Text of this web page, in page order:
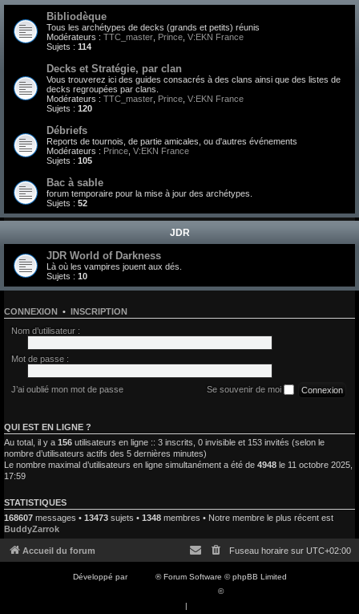
Bibliodèque
Tous les archétypes de decks (grands et petits) réunis
Modérateurs : TTC_master Prince V:EKN France
Sujets : 114
Decks et Stratégie, par clan
Vous trouverez ici des guides consacrés à des clans ainsi que des listes de
decks regroupées par clans.
Modérateurs : TTC_master Prince V:EKN France
Sujets : 120
Débriefs
Reports de tournois, de partie amicales, ou d'autres événements
Modérateurs : Prince V:EKN France
Sujets : 105
Bac à sable
forum temporaire pour la mise à jour des archétypes.
Sujets : 52
JDR
JDR World of Darkness
Là où les vampires jouent aux dés.
Sujets : 10
CONNEXION • INSCRIPTION
Nom d’utilisateur :
Mot de passe :
J’ai oublié mon mot de passe Se souvenir de moi
QUI EST EN LIGNE ?
Au total, il y a 156 utilisateurs en ligne :: 3 inscrits, 0 invisible et 153 invités (selon le
nombre d’utilisateurs actifs des 5 dernières minutes)
Le nombre maximal d’utilisateurs en ligne simultanément a été de 4948 le 11 octobre 2025,
17:59
STATISTIQUES
168607 messages • 13473 sujets • 1348 membres • Notre membre le plus récent est
BuddyZarrok
Accueil du forum Fuseau horaire sur UTC+02:00
Développé par
® Forum Software © phpBB Limited
©
|